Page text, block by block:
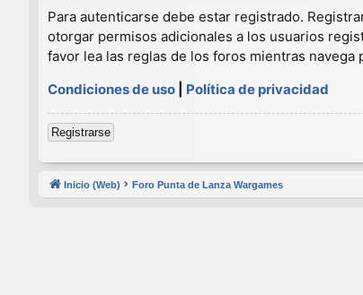
Para autenticarse debe estar registrado.
otorgar permisos adicionales a los usuarios
favor lea las reglas de los foros mientras navega
Condiciones de uso
Política de privacidad
Registrarse
Inicio (Web) Foro Punta de Lanza Wargames